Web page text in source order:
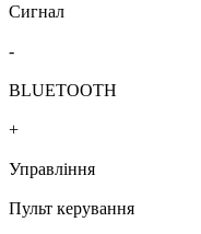
Сигнал
-
BLUETOOTH
+
Управління
Пульт керування